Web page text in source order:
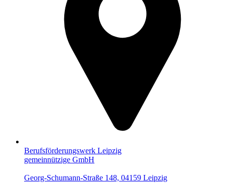
Berufsförderungswerk Leipzig
gemeinnützige GmbH
Georg-Schumann-Straße 148, 04159 Leipzig